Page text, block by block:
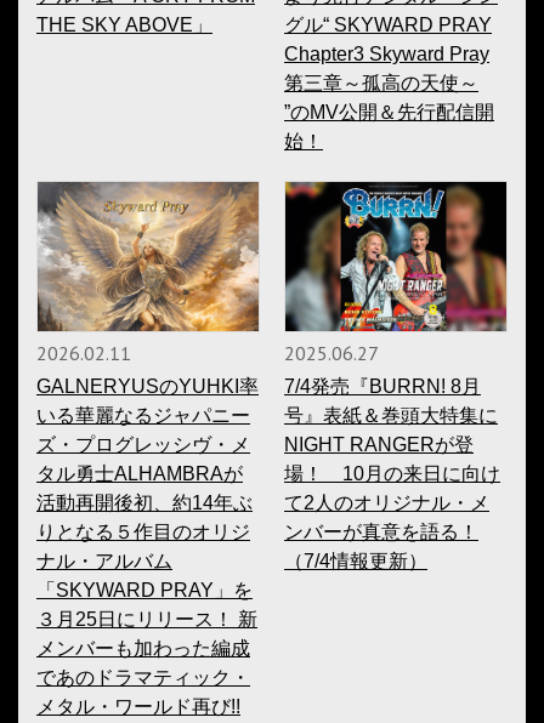
THE SKY ABOVE」
グル“ SKYWARD PRAY
Chapter3 Skyward Pray
第三章～孤高の天使～
”のMV公開＆先行配信開
始！
2026.02.11
GALNERYUSのYUHKI率
いる華麗なるジャパニー
ズ・プログレッシヴ・メ
タル勇士ALHAMBRAが
活動再開後初、約14年ぶ
りとなる５作目のオリジ
ナル・アルバム
「SKYWARD PRAY」を
３月25日にリリース！ 新
メンバーも加わった編成
であのドラマティック・
メタル・ワールド再び!!
2025.06.27
7/4発売『BURRN! 8月
号』表紙＆巻頭大特集に
NIGHT RANGERが登
場！ 10月の来日に向け
て2人のオリジナル・メ
ンバーが真意を語る！
（7/4情報更新）